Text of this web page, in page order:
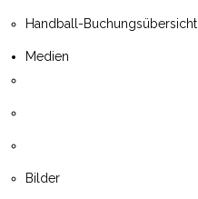
Handball-Buchungsübersicht
Medien
Bilder